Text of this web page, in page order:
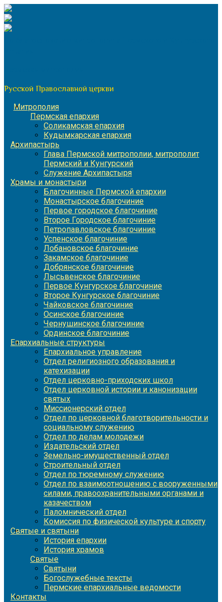
Перейти
к
содержимому
Русской Православной церкви
Митрополия
Пермская епархия
Соликамская епархия
Кудымкарская епархия
Архипастырь
Глава Пермской митрополии, митрополит
Пермский и Кунгурский
Служение Архипастыря
Храмы и монастыри
Благочинные Пермской епархии
Монастырское благочиние
Первое городское благочиние
Второе Городское благочиние
Петропавловское благочиние
Успенское благочиние
Лобановское благочиние
Закамское благочиние
Добрянское благочиние
Лысьвенское благочиние
Первое Кунгурское благочиние
Второе Кунгурское благочиние
Чайковское благочиние
Осинское благочиние
Чернушинское благочиние
Ординское благочиние
Епархиальные структуры
Епархиальное управление
Отдел религиозного образования и
катехизации
Отдел церковно-приходских школ
Отдел церковной истории и канонизации
святых
Миссионерский отдел
Отдел по церковной благотворительности и
социальному служению
Отдел по делам молодежи
Издательский отдел
Земельно-имущественный отдел
Строительный отдел
Отдел по тюремному служению
Отдел по взаимоотношению с вооруженными
силами, правоохранительными органами и
казачеством
Паломнический отдел
Комиссия по физической культуре и спорту
Святые и святыни
История епархии
История храмов
Святые
Святыни
Богослужебные тексты
Пермские епархиальные ведомости
Контакты